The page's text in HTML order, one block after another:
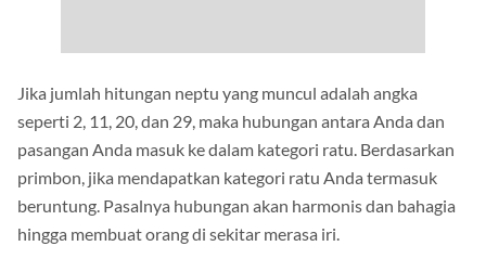
Jika jumlah hitungan neptu yang muncul adalah angka
seperti 2, 11, 20, dan 29, maka hubungan antara Anda dan
pasangan Anda masuk ke dalam kategori ratu. Berdasarkan
primbon, jika mendapatkan kategori ratu Anda termasuk
beruntung. Pasalnya hubungan akan harmonis dan bahagia
hingga membuat orang di sekitar merasa iri.